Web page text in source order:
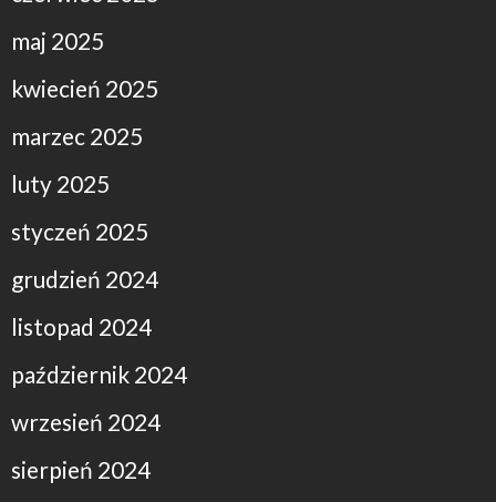
maj 2025
kwiecień 2025
marzec 2025
luty 2025
styczeń 2025
grudzień 2024
listopad 2024
październik 2024
wrzesień 2024
sierpień 2024